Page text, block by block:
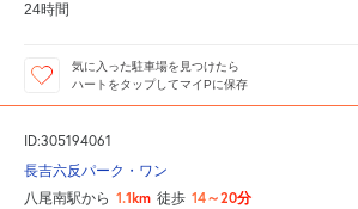
24時間
気に入った駐車場を見つけたら
ハートをタップしてマイPに保存
ID:305194061
長吉六反パーク・ワン
八尾南駅から 1.1km 徒歩 14～20分